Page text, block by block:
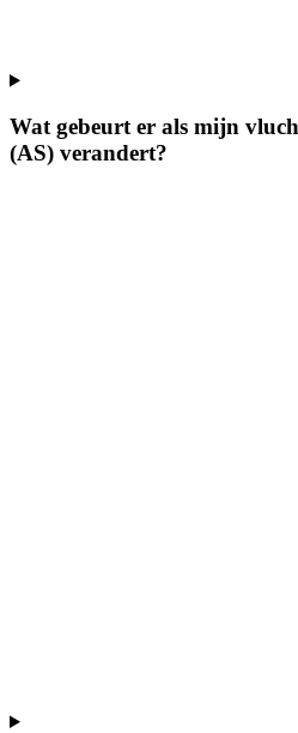
Wat gebeurt er als mijn
(AS) verandert?